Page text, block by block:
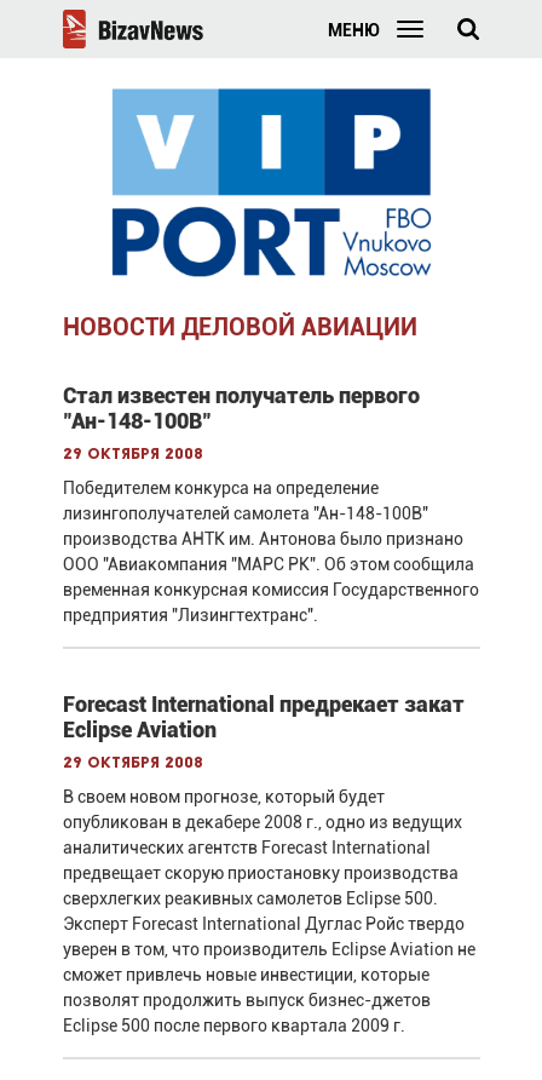
МЕНЮ
НОВОСТИ ДЕЛОВОЙ АВИАЦИИ
Стал известен получатель первого
"Ан-148-100В"
29 октября 2008
Победителем конкурса на определение
лизингополучателей самолета "Ан-148-100В"
производства АНТК им. Антонова было признано
ООО "Авиакомпания "МАРС РК". Об этом сообщила
временная конкурсная комиссия Государственного
предприятия "Лизингтехтранс".
Forecast International предрекает закат
Eclipse Aviation
29 октября 2008
В своем новом прогнозе, который будет
опубликован в декабере 2008 г., одно из ведущих
аналитических агентств Forecast International
предвещает скорую приостановку производства
сверхлегких реакивных самолетов Eclipse 500.
Эксперт Forecast International Дуглас Ройс твердо
уверен в том, что производитель Eclipse Aviation не
сможет привлечь новые инвестиции, которые
позволят продолжить выпуск бизнес-джетов
Eclipse 500 после первого квартала 2009 г.